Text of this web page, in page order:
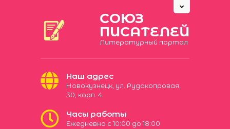
СОЮЗ
ПИСАТЕЛЕЙ
Литературный портал
Наш адрес
Новокузнецк, ул. Рудокопровая,
30, корп. 4
Часы работы
Ежедневно с 10:00 до 18:00